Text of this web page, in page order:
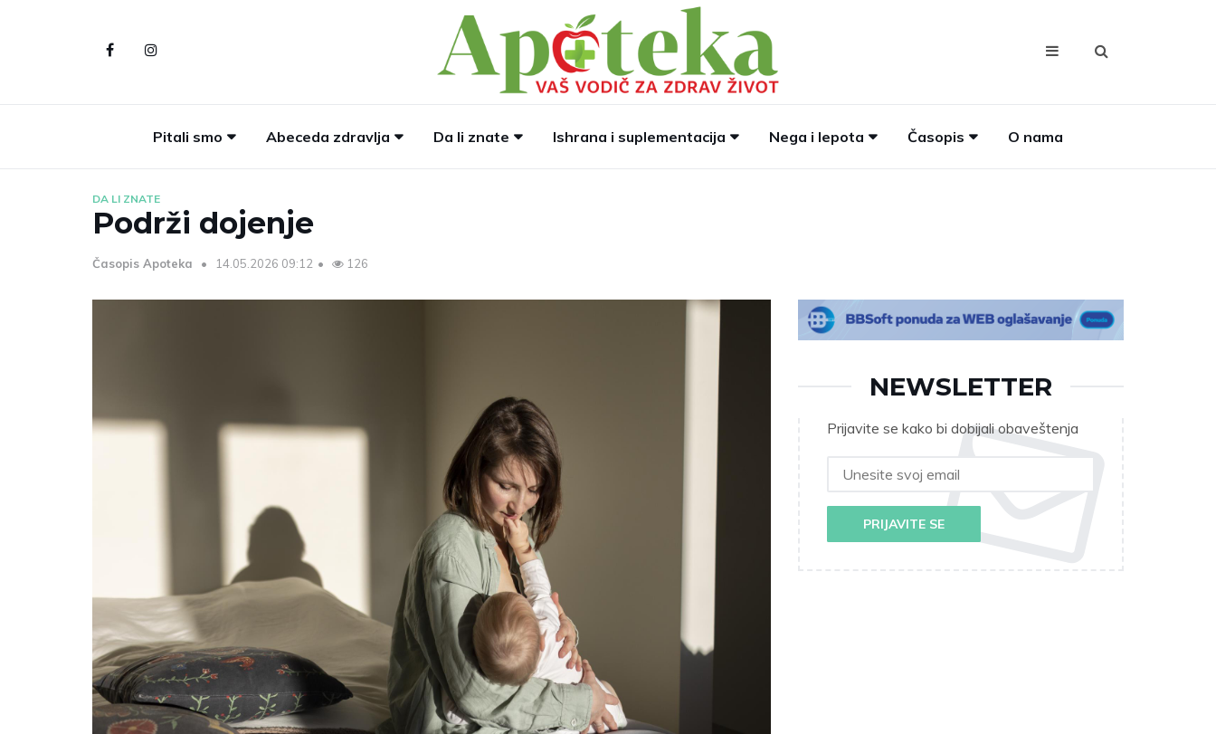
Pitali smo Abeceda zdravlja Da li znate Ishrana i suplementacija Nega i lepota Časopis O nama
DA LI ZNATE
Podrži dojenje
Časopis Apoteka 14.05.2026 09:12 126
NEWSLETTER
Prijavite se kako bi dobijali obaveštenja
PRIJAVITE SE